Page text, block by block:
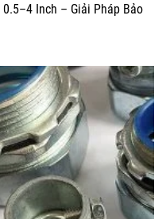
Inch – Giải Pháp Bảo